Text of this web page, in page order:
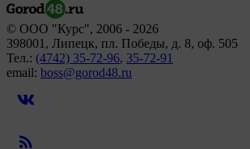
© ООО "Курс", 2006 - 2026
398001, Липецк, пл. Победы, д. 8, оф. 505
Тел.: (4742) 35-72-96, 35-72-91
email: boss@gorod48.ru